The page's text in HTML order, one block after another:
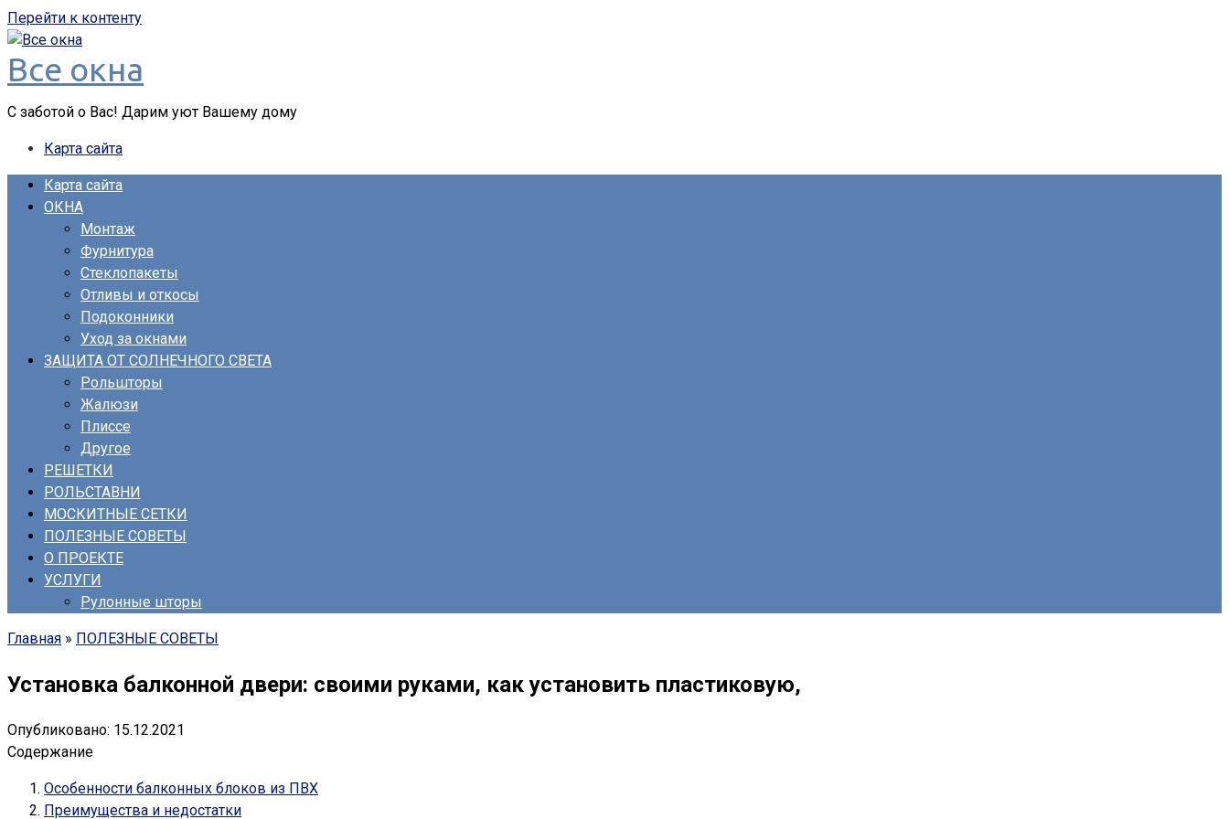
Перейти к контенту
Все окна
С заботой о Вас! Дарим уют Вашему дому
Карта сайта
Карта сайта
ОКНА
Монтаж
Фурнитура
Стеклопакеты
Отливы и откосы
Подоконники
Уход за окнами
ЗАЩИТА ОТ СОЛНЕЧНОГО СВЕТА
Рольшторы
Жалюзи
Плиссе
Другое
РЕШЕТКИ
РОЛЬСТАВНИ
МОСКИТНЫЕ СЕТКИ
ПОЛЕЗНЫЕ СОВЕТЫ
О ПРОЕКТЕ
УСЛУГИ
Рулонные шторы
Главная » ПОЛЕЗНЫЕ СОВЕТЫ
Установка балконной двери: своими руками, как установить пластиковую,
Опубликовано: 15.12.2021
Содержание
Особенности балконных блоков из ПВХ
Преимущества и недостатки